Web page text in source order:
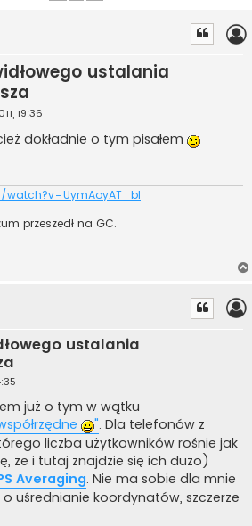
ustalania
19:36
dokładnie o tym pisałem
przeszedł na GC.
ustalania
już o tym w wątku
". Dla telefonów z
liczba użytkowników rośnie jak
że i tutaj znajdzie się ich dużo)
Averaging. Nie ma sobie dla mnie
uśrednianie koordynatów, szczerze